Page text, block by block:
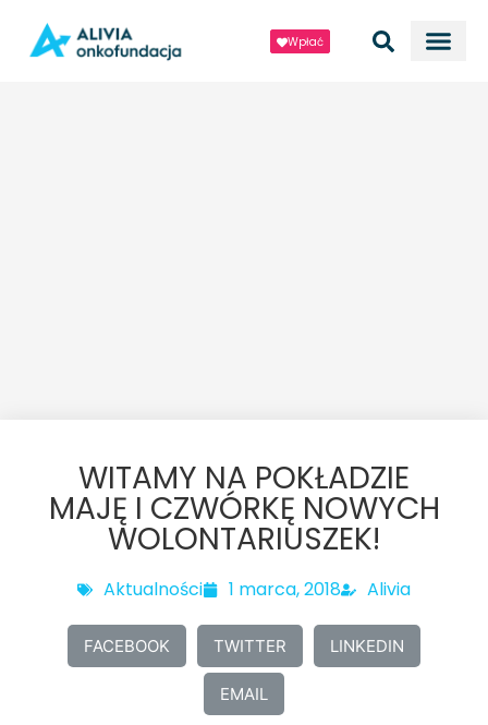
Wpłać
WITAMY NA POKŁADZIE
MAJĘ I CZWÓRKĘ NOWYCH
WOLONTARIUSZEK!
Aktualności 1 marca, 2018 Alivia
FACEBOOK TWITTER LINKEDIN
EMAIL